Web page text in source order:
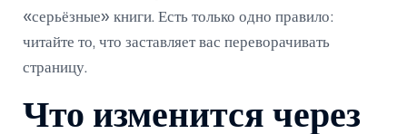
«серьёзные» книги. Есть только одно правило:
читайте то, что заставляет вас переворачивать
страницу.
Что изменится через